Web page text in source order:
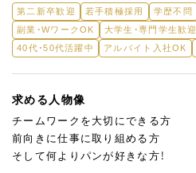
第二新卒歓迎 若手積極採用 学歴不問
副業・WワークOK
大学生・専門学生歓迎
40代・50代活躍中
アルバイト入社OK
求める人物像
チームワークを大切にできる方
前向きに仕事に取り組める方
そして何よりパンが好きな方！